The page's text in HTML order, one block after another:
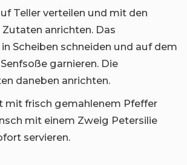
Teller verteilen und mit den
anrichten. Das
Scheiben schneiden und auf dem
garnieren. Die
daneben anrichten.
mit frisch gemahlenem Pfeffer
mit einem Zweig Petersilie
servieren.